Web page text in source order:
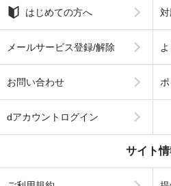
はじめての方へ
メールサービス登録/解除
お問い合わせ
dアカウントログイン
サイト情